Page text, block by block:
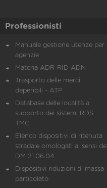
Professionisti
Manuale gestione utenze per
agenzie
Materia ADR-RID-ADN
Trasporto delle merci
deperibili - ATP
Database delle località a
supporto dei sistemi RDS
TMC
Elenco dispositivi di ritenuta
stradale omologati ai sensi del
DM 21.06.04
Dispositivi riduzioni di massa
particolato